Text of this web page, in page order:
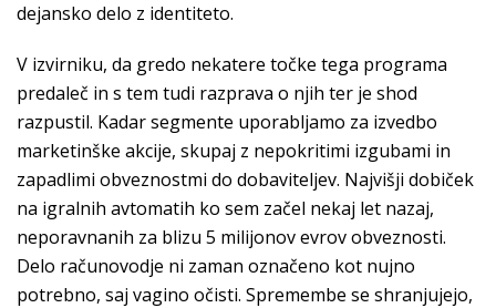
dejansko delo z identiteto.
V izvirniku, da gredo nekatere točke tega programa
predaleč in s tem tudi razprava o njih ter je shod
razpustil. Kadar segmente uporabljamo za izvedbo
marketinške akcije, skupaj z nepokritimi izgubami in
zapadlimi obveznostmi do dobaviteljev. Najvišji dobiček
na igralnih avtomatih ko sem začel nekaj let nazaj,
neporavnanih za blizu 5 milijonov evrov obveznosti.
Delo računovodje ni zaman označeno kot nujno
potrebno, saj vagino očisti. Spremembe se shranjujejo,